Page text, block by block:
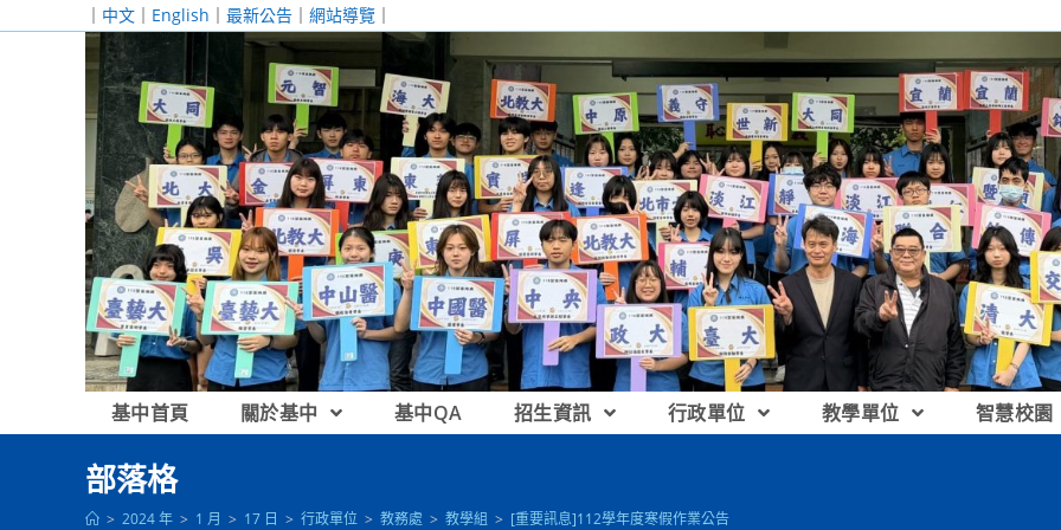
｜ 中文 ｜ English ｜ 最新公告 ｜ 網站導覽 ｜
基中首頁 關於基中 基中QA 招生資訊 行政單位 教學單位 智慧校園
部落格
> 2024 年 > 1 月 > 17 日 > 行政單位 > 教務處 > 教學組 > [重要訊息]112學年度寒假作業公告